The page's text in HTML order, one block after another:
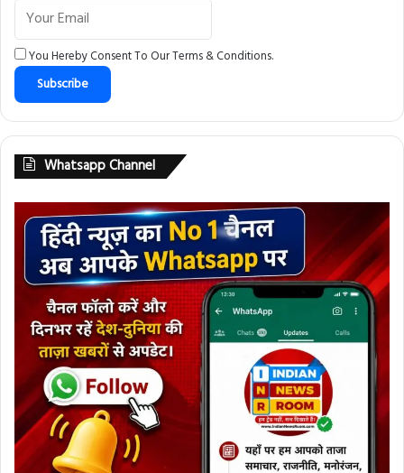
You Hereby Consent To OurTerms & Conditions.
Whatsapp Channel